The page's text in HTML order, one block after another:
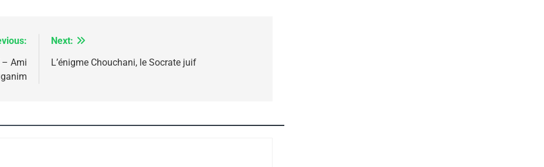
– Ami
Next:
L’énigme Chouchani, le Socrate juif
– Jacques Hadida